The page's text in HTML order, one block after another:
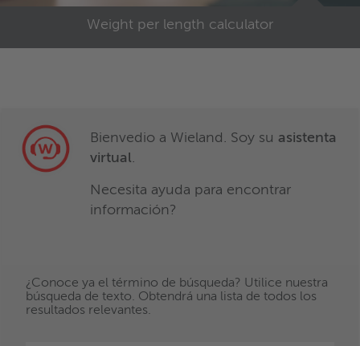
Weight per length calculator
Bienvedio a Wieland. Soy su asistenta
virtual.
Necesita ayuda para encontrar
información?
¿Conoce ya el término de búsqueda? Utilice nuestra
búsqueda de texto. Obtendrá una lista de todos los
resultados relevantes.